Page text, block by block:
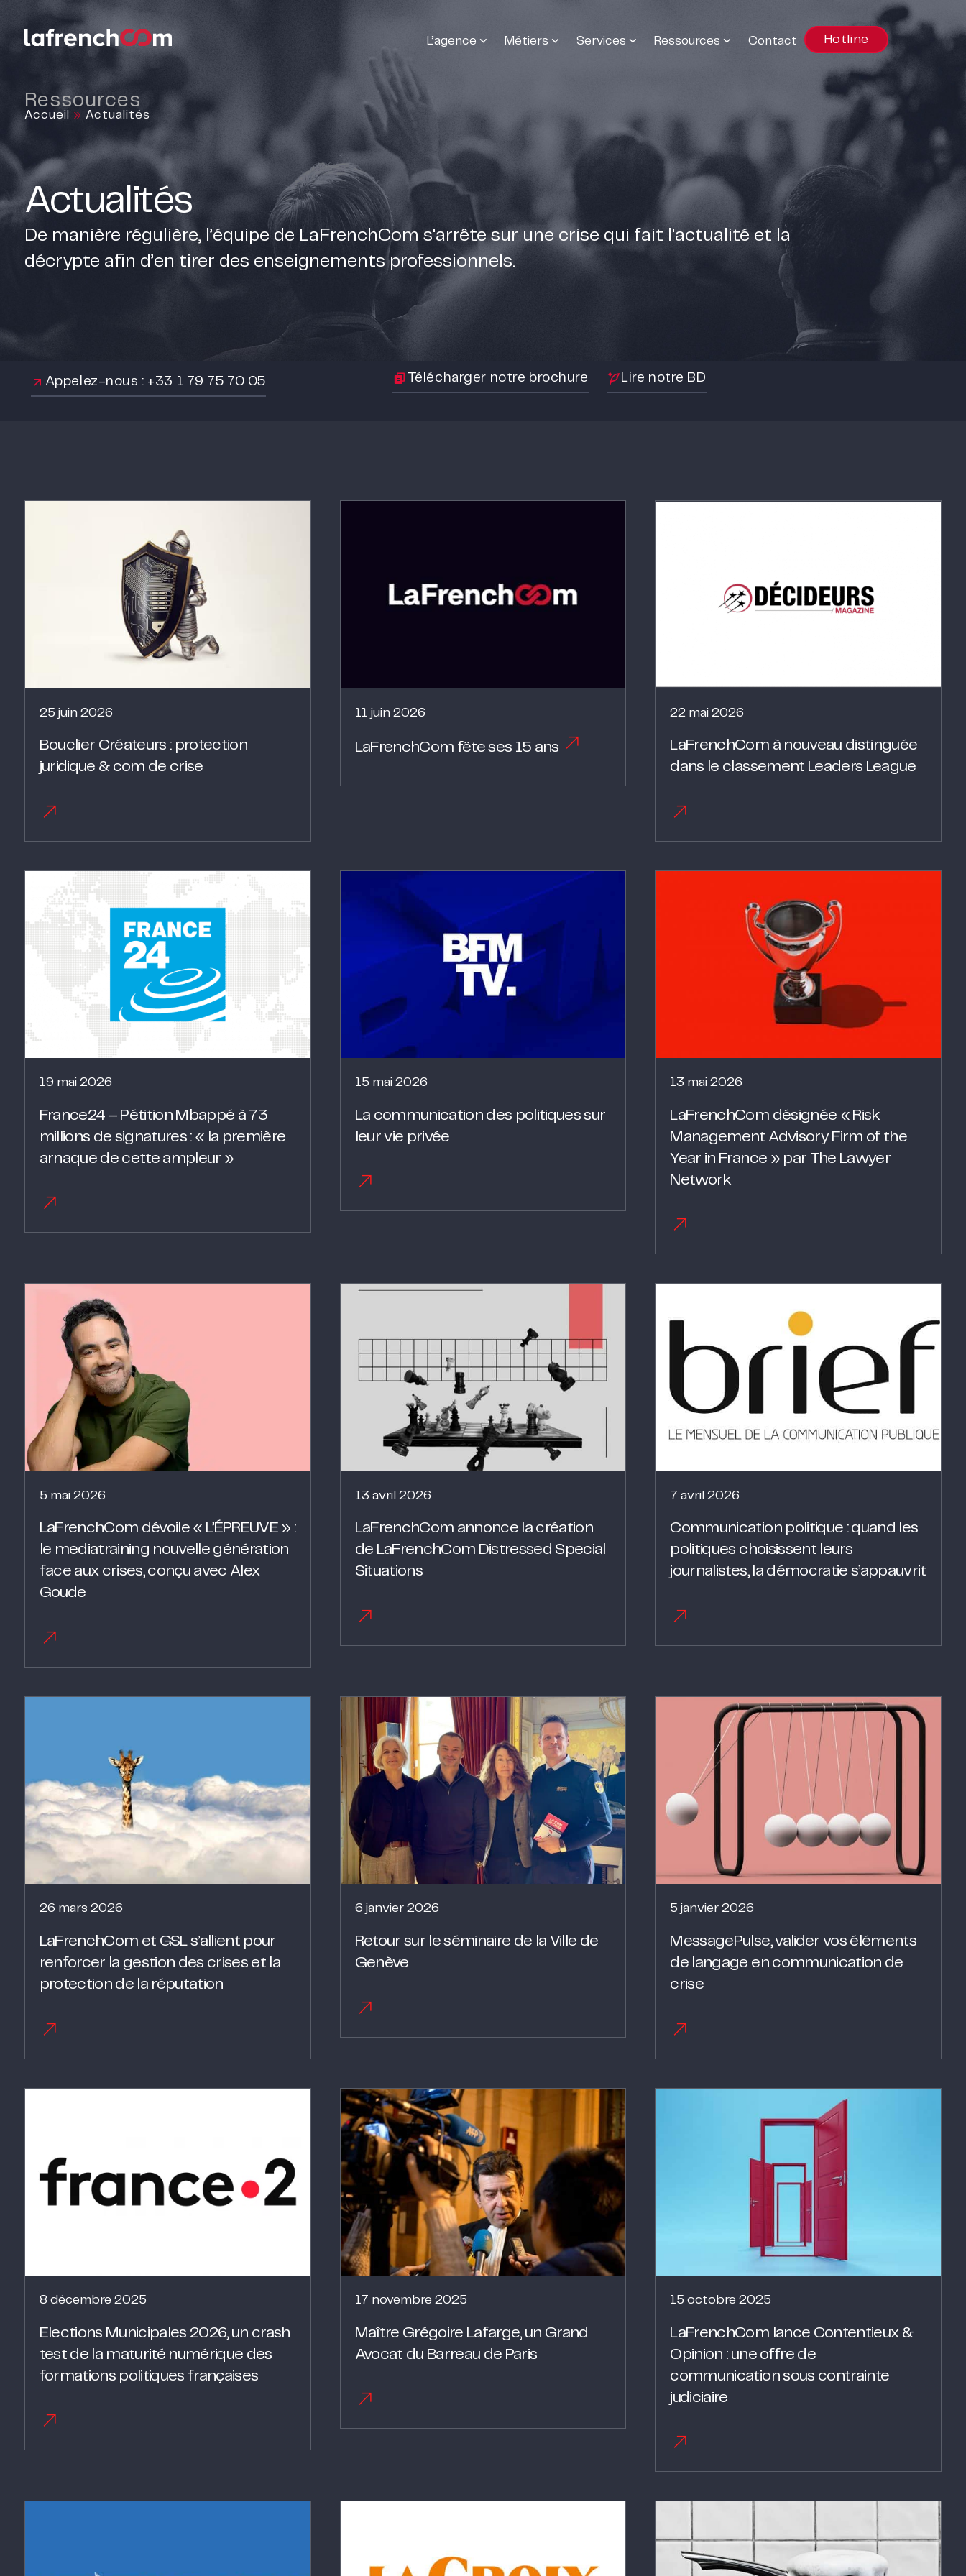
L’agence Métiers Services Ressources Contact Hotline
Ressources
Accueil » Actualités
Actualités
De manière régulière, l’équipe de LaFrenchCom s'arrête sur une crise qui fait l'actualité et la
décrypte afin d’en tirer des enseignements professionnels.
Appelez-nous : +33 1 79 75 70 05 Télécharger notre brochure Lire notre BD
25 juin 2026
Bouclier Créateurs : protection
juridique & com de crise
11 juin 2026
LaFrenchCom fête ses 15 ans
22 mai 2026
LaFrenchCom à nouveau distinguée
dans le classement Leaders League
19 mai 2026
France24 – Pétition Mbappé à 73
millions de signatures : « la première
arnaque de cette ampleur »
15 mai 2026
La communication des politiques sur
leur vie privée
13 mai 2026
LaFrenchCom désignée « Risk
Management Advisory Firm of the
Year in France » par The Lawyer
Network
5 mai 2026
LaFrenchCom dévoile « L’ÉPREUVE » :
le mediatraining nouvelle génération
face aux crises, conçu avec Alex
Goude
13 avril 2026
LaFrenchCom annonce la création
de LaFrenchCom Distressed Special
Situations
7 avril 2026
Communication politique : quand les
politiques choisissent leurs
journalistes, la démocratie s’appauvrit
26 mars 2026
LaFrenchCom et GSL s’allient pour
renforcer la gestion des crises et la
protection de la réputation
6 janvier 2026
Retour sur le séminaire de la Ville de
Genève
5 janvier 2026
MessagePulse, valider vos éléments
de langage en communication de
crise
8 décembre 2025
Elections Municipales 2026, un crash
test de la maturité numérique des
formations politiques françaises
17 novembre 2025
Maître Grégoire Lafarge, un Grand
Avocat du Barreau de Paris
15 octobre 2025
LaFrenchCom lance Contentieux &
Opinion : une offre de
communication sous contrainte
judiciaire